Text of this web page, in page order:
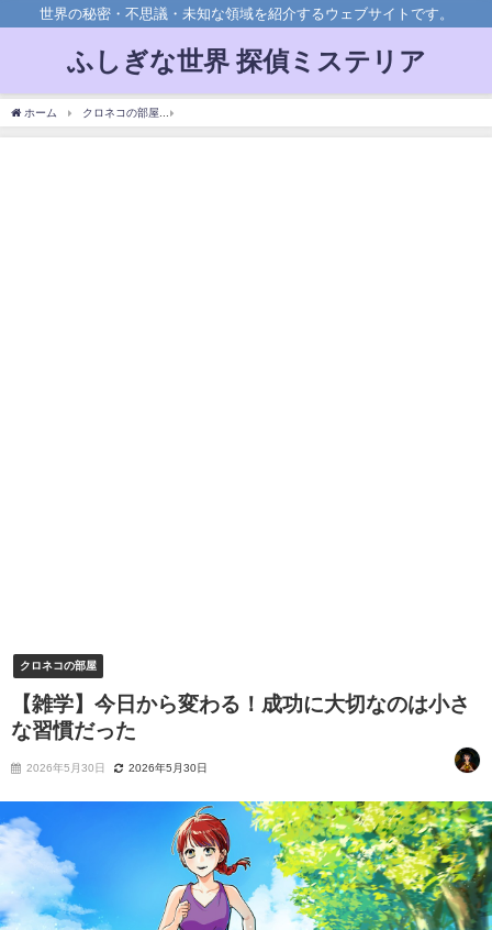
世界の秘密・不思議・未知な領域を紹介するウェブサイトです。
ふしぎな世界 探偵ミステリア
ホーム クロネコの部屋
クロネコの部屋
【雑学】今日から変わる！成功に大切なのは小さ
な習慣だった
2026年5月30日 2026年5月30日